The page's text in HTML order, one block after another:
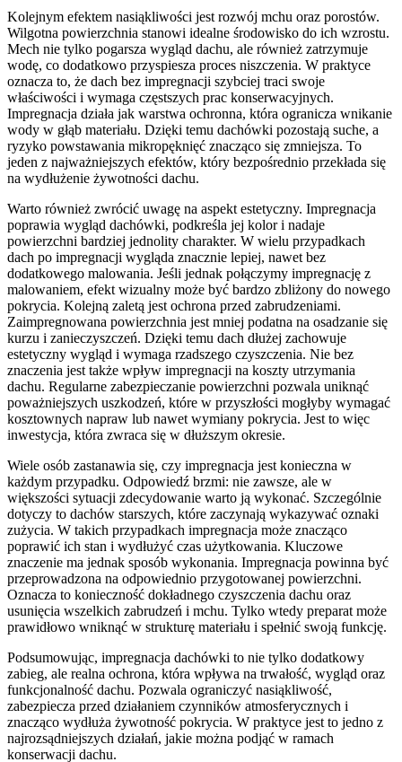
Kolejnym efektem nasiąkliwości jest rozwój mchu oraz porostów.
Wilgotna powierzchnia stanowi idealne środowisko do ich wzrostu.
Mech nie tylko pogarsza wygląd dachu, ale również zatrzymuje
wodę, co dodatkowo przyspiesza proces niszczenia. W praktyce
oznacza to, że dach bez impregnacji szybciej traci swoje
właściwości i wymaga częstszych prac konserwacyjnych.
Impregnacja działa jak warstwa ochronna, która ogranicza wnikanie
wody w głąb materiału. Dzięki temu dachówki pozostają suche, a
ryzyko powstawania mikropęknięć znacząco się zmniejsza. To
jeden z najważniejszych efektów, który bezpośrednio przekłada się
na wydłużenie żywotności dachu.
Warto również zwrócić uwagę na aspekt estetyczny. Impregnacja
poprawia wygląd dachówki, podkreśla jej kolor i nadaje
powierzchni bardziej jednolity charakter. W wielu przypadkach
dach po impregnacji wygląda znacznie lepiej, nawet bez
dodatkowego malowania. Jeśli jednak połączymy impregnację z
malowaniem, efekt wizualny może być bardzo zbliżony do nowego
pokrycia. Kolejną zaletą jest ochrona przed zabrudzeniami.
Zaimpregnowana powierzchnia jest mniej podatna na osadzanie się
kurzu i zanieczyszczeń. Dzięki temu dach dłużej zachowuje
estetyczny wygląd i wymaga rzadszego czyszczenia. Nie bez
znaczenia jest także wpływ impregnacji na koszty utrzymania
dachu. Regularne zabezpieczanie powierzchni pozwala uniknąć
poważniejszych uszkodzeń, które w przyszłości mogłyby wymagać
kosztownych napraw lub nawet wymiany pokrycia. Jest to więc
inwestycja, która zwraca się w dłuższym okresie.
Wiele osób zastanawia się, czy impregnacja jest konieczna w
każdym przypadku. Odpowiedź brzmi: nie zawsze, ale w
większości sytuacji zdecydowanie warto ją wykonać. Szczególnie
dotyczy to dachów starszych, które zaczynają wykazywać oznaki
zużycia. W takich przypadkach impregnacja może znacząco
poprawić ich stan i wydłużyć czas użytkowania. Kluczowe
znaczenie ma jednak sposób wykonania. Impregnacja powinna być
przeprowadzona na odpowiednio przygotowanej powierzchni.
Oznacza to konieczność dokładnego czyszczenia dachu oraz
usunięcia wszelkich zabrudzeń i mchu. Tylko wtedy preparat może
prawidłowo wniknąć w strukturę materiału i spełnić swoją funkcję.
Podsumowując, impregnacja dachówki to nie tylko dodatkowy
zabieg, ale realna ochrona, która wpływa na trwałość, wygląd oraz
funkcjonalność dachu. Pozwala ograniczyć nasiąkliwość,
zabezpiecza przed działaniem czynników atmosferycznych i
znacząco wydłuża żywotność pokrycia. W praktyce jest to jedno z
najrozsądniejszych działań, jakie można podjąć w ramach
konserwacji dachu.